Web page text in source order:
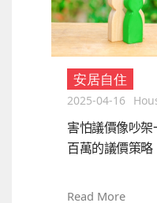
安居自住
2025-04-16
害怕議價像吵
百萬的議價策略
Read More